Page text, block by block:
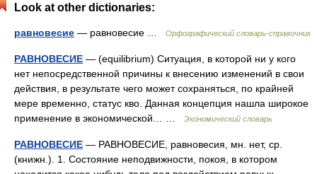
Look at other dictionaries:
равновесие — равновесие … Орфографический словарь-справочник
РАВНОВЕСИЕ — (equilibrium) Ситуация, в которой ни у кого
нет непосредственной причины к внесению изменений в свои
действия, в результате чего может сохраняться, по крайней
мере временно, статус кво. Данная концепция нашла широкое
применение в экономической… …
Экономический словарь
РАВНОВЕСИЕ — РАВНОВЕСИЕ, равновесия, мн. нет, ср.
(книжн.). 1. Состояние неподвижности, покоя, в котором